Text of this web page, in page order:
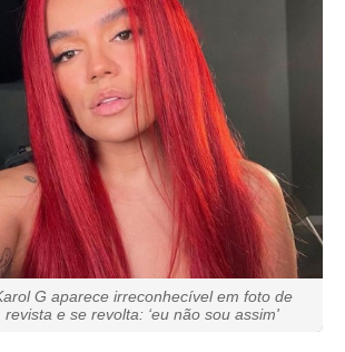
G aparece irreconhecível em foto de
revista e se revolta: ‘eu não sou assim'